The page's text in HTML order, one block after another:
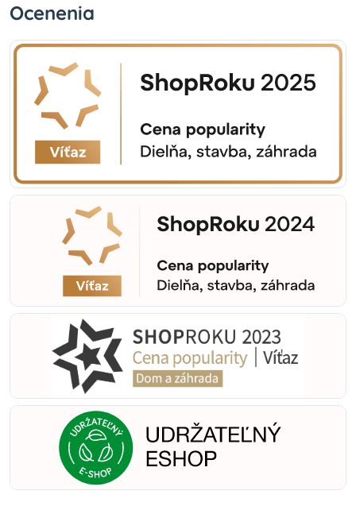
Ocenenia